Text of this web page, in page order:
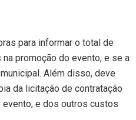
para informar o total de
promoção do evento, e se a
Além disso, deve
da licitação de contratação
e dos outros custos